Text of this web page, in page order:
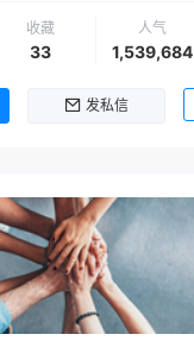
收藏
33
人气
1,539,684
发私信